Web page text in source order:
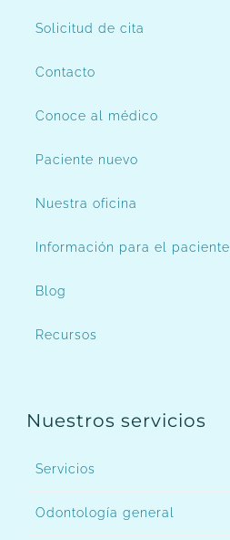
Solicitud de cita
Contacto
Conoce al médico
Paciente nuevo
Nuestra oficina
Información para el paciente
Blog
Recursos
Nuestros servicios
Servicios
Odontología general